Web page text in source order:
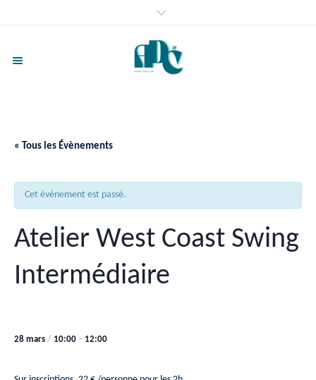
« Tous les Évènements
Cet évènement est passé.
Atelier West Coast Swing
Intermédiaire
28 mars / 10:00 – 12:00